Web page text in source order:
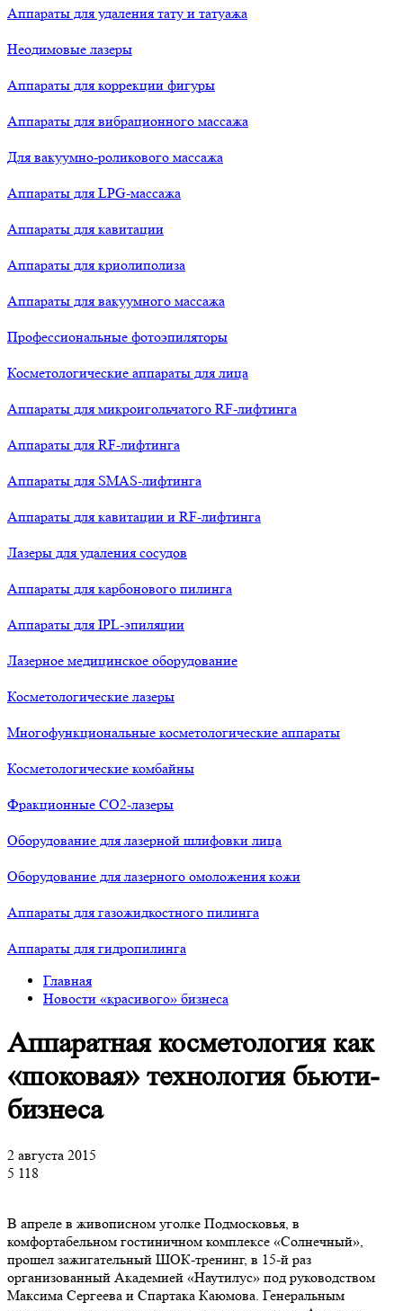
Аппараты для удаления тату и татуажа
Неодимовые лазеры
Аппараты для коррекции фигуры
Аппараты для вибрационного массажа
Для вакуумно-роликового массажа
Аппараты для LPG-массажа
Аппараты для кавитации
Аппараты для криолиполиза
Аппараты для вакуумного массажа
Профессиональные фотоэпиляторы
Косметологические аппараты для лица
Аппараты для микроигольчатого RF-лифтинга
Аппараты для RF-лифтинга
Аппараты для SMAS-лифтинга
Аппараты для кавитации и RF-лифтинга
Лазеры для удаления сосудов
Аппараты для карбонового пилинга
Аппараты для IPL-эпиляции
Лазерное медицинское оборудование
Косметологические лазеры
Многофункциональные косметологические аппараты
Косметологические комбайны
Фракционные СО2-лазеры
Оборудование для лазерной шлифовки лица
Оборудование для лазерного омоложения кожи
Аппараты для газожидкостного пилинга
Аппараты для гидропилинга
Главная
Новости «красивого» бизнеса
Аппаратная косметология как
«шоковая» технология бьюти-
бизнеса
2 августа 2015
5 118
В апреле в живописном уголке Подмосковья, в
комфортабельном гостиничном комплексе «Солнечный»,
прошел зажигательный ШОК-тренинг, в 15-й раз
организованный Академией «Наутилус» под руководством
Максима Сергеева и Спартака Каюмова. Генеральным